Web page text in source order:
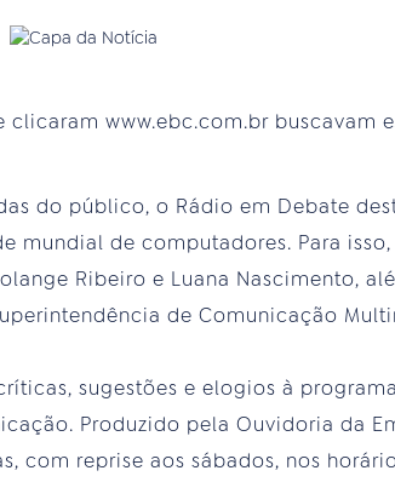
clicaram www.ebc.com.br buscavam
do público, o Rádio em Debate
mundial de computadores. Para
Ribeiro e Luana Nascimento,
de Comunicação
sugestões e elogios à
Produzido pela Ouvidoria da
com reprise aos sábados, nos